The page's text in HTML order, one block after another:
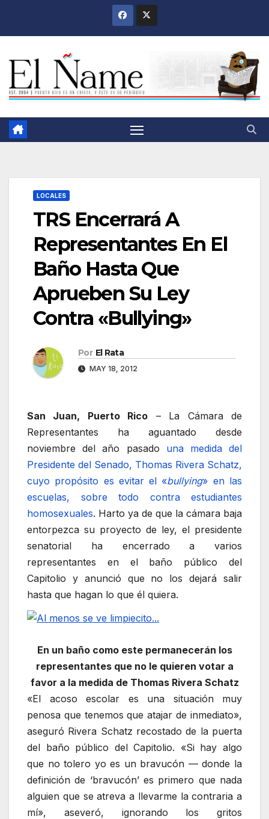
LOCALES
TRS Encerrará A
Representantes En El
Baño Hasta Que
Aprueben Su Ley
Contra «Bullying»
Por El Rata
MAY 18, 2012
San Juan, Puerto Rico – La Cámara de
Representantes ha aguantado desde
noviembre del año pasado una medida del
Presidente del Senado, Thomas Rivera Schatz,
cuyo propósito es evitar el «bullying» en las
escuelas, sobre todo contra estudiantes
homosexuales. Harto ya de que la cámara baja
entorpezca su proyecto de ley, el presidente
senatorial ha encerrado a varios
representantes en el baño público del
Capitolio y anunció que no los dejará salir
hasta que hagan lo que él quiera.
En un baño como este permanecerán los
representantes que no le quieren votar a
favor a la medida de Thomas Rivera Schatz
«El acoso escolar es una situación muy
penosa que tenemos que atajar de inmediato»,
aseguró Rivera Schatz recostado de la puerta
del baño público del Capitolio. «Si hay algo
que no tolero yo es un bravucón — donde la
definición de ‘bravucón’ es primero que nada
alguien que se atreva a llevarme la contraria a
mí», aseveró, ignorando los gritos